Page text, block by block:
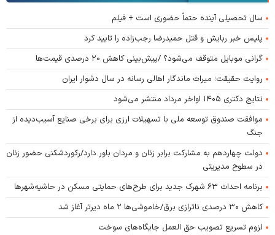
سال تحصیلی آینده حتماً حضوری است + فیلم
پلیس خبر ربایش و قتل حمیدرضا رجب‌زاده را تایید کرد
گرانی موبایل متوقف می‌شود؟ /پیش‌بینی کاهش ۲۰ درصدی قیمت‌ها
روایت حقیقت؛ میراث ماندگار اهالی رسانه در سال دشوار ایران
نتایج دکتری ۱۴۰۵ اواخر مرداد منتشر می‌شود
موافقت صندوق توسعه ملی با تسهیلات ارزی برای برخی صنایع آسیب‌دیده از
جنگ
دولت چهاردهم به مشارکت برابر زنان و مردان باور دارد/رکوردشکنی حضور زنان
در سطوح مدیریتی
برنامه احداث ۶۳ شهرک جدید برای طرح‌های حمایتی مسکن در حاشیه‌شهرها
کاهش ۳۰ درصدی ناترازی برق/خاموشی‌ها ۲ ماه دیرتر آغاز شد
لزوم تسریع تصویب حق العمل جایگاه‌های سوخت